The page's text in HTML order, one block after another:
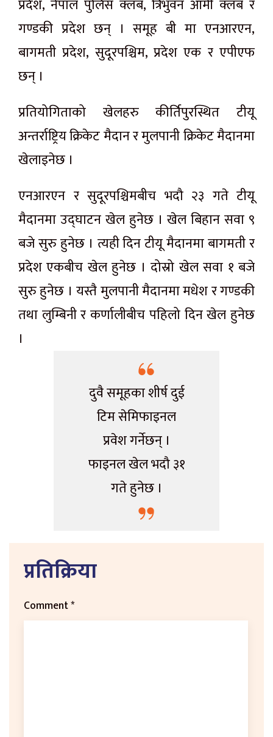
प्रदेश, नेपाल पुलिस क्लब, त्रिभुवन आर्मी क्लब र
गण्डकी प्रदेश छन् । समूह बी मा एनआरएन,
बागमती प्रदेश, सुदूरपश्चिम, प्रदेश एक र एपीएफ
छन् ।
प्रतियोगिताको खेलहरु कीर्तिपुरस्थित टीयू
अन्तर्राष्ट्रिय क्रिकेट मैदान र मुलपानी क्रिकेट मैदानमा
खेलाइनेछ ।
एनआरएन र सुदूरपश्चिमबीच भदौ २३ गते टीयू
मैदानमा उद्घाटन खेल हुनेछ । खेल बिहान सवा ९
बजे सुरु हुनेछ । त्यही दिन टीयू मैदानमा बागमती र
प्रदेश एकबीच खेल हुनेछ । दोस्रो खेल सवा १ बजे
सुरु हुनेछ । यस्तै मुलपानी मैदानमा मधेश र गण्डकी
तथा लुम्बिनी र कर्णालीबीच पहिलो दिन खेल हुनेछ
।
दुवै समूहका शीर्ष दुई
टिम सेमिफाइनल
प्रवेश गर्नेछन् ।
फाइनल खेल भदौ ३१
गते हुनेछ ।
प्रतिक्रिया
Comment*